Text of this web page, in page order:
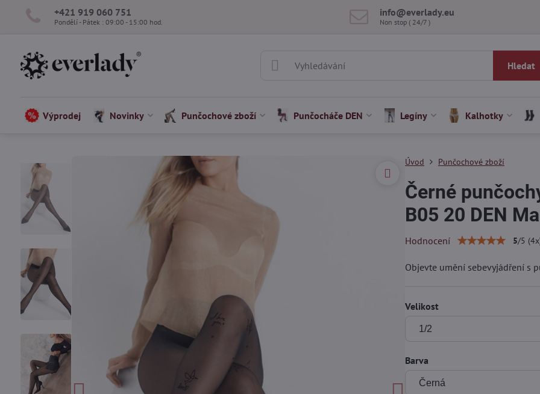
+421 919 060 751
Pondělí - Pátek : 09:00 - 15:00 hod.
info​@everlady​.eu
Non stop ( 24/7 )
Hledat
Výprodej Novinky Punčochové zboží Punčocháče DEN Legíny Kalhotky
Úvod Punčochové zboží
Černé
B05 20 DEN
Hodnocení 5/5 (4
Objevte umění sebevyjádření s
Velikost
Barva